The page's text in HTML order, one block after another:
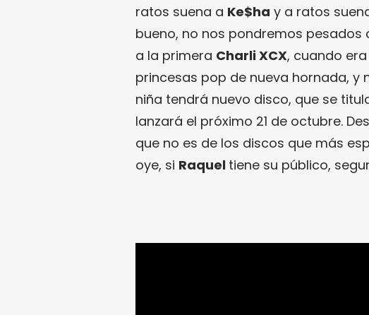
ratos suena a Ke$ha y a ratos
bueno, no nos pondremos
a la primera Charli XCX, cuando
princesas pop de nueva hornada, y
niña tendrá nuevo disco, que se
lanzará el próximo 21 de octubre.
que no es de los discos que más
oye, si Raquel tiene su público,